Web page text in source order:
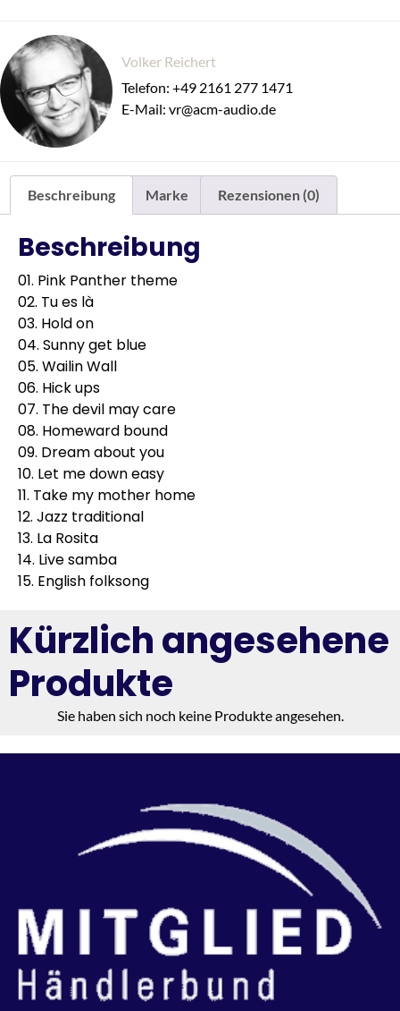
Volker Reichert
Telefon: +49 2161 277 1471
E-Mail: vr@acm-audio.de
Beschreibung Marke Rezensionen (0)
Beschreibung
01. Pink Panther theme
02. Tu es là
03. Hold on
04. Sunny get blue
05. Wailin Wall
06. Hick ups
07. The devil may care
08. Homeward bound
09. Dream about you
10. Let me down easy
11. Take my mother home
12. Jazz traditional
13. La Rosita
14. Live samba
15. English folksong
Kürzlich angesehene
Produkte
Sie haben sich noch keine Produkte angesehen.